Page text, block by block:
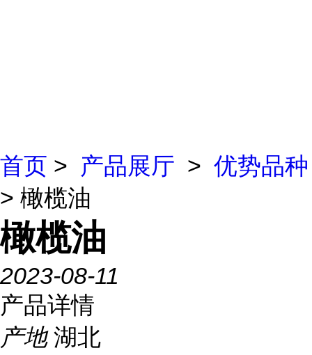
首页 > 产品展厅 > 优势品种
> 橄榄油
橄榄油
2023-08-11
产品详情
产地 湖北